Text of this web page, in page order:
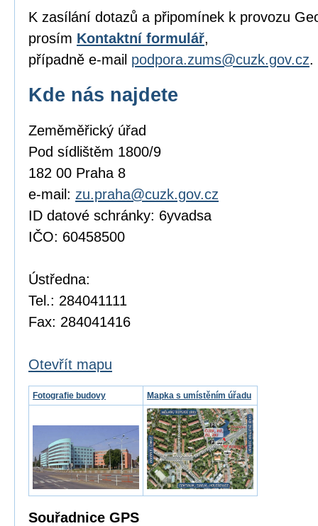
K zasílání dotazů a připomínek k provozu
prosím Kontaktní formulář,
případně e-mail podpora.zums@cuzk.gov.cz.
Kde nás najdete
Zeměměřický úřad
Pod sídlištěm 1800/9
182 00 Praha 8
e-mail: zu.praha@cuzk.gov.cz
ID datové schránky: 6yvadsa
IČO: 60458500
Ústředna:
Tel.: 284041111
Fax: 284041416
Otevřít mapu
Fotografie budovy Mapka s umístěním úřadu
Souřadnice GPS